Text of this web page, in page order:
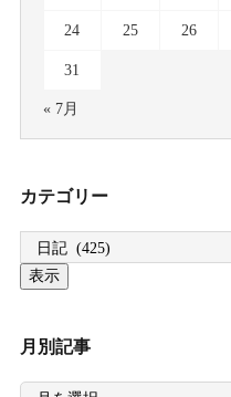
24 25 26
31
« 7月
カテゴリー
月別記事
月